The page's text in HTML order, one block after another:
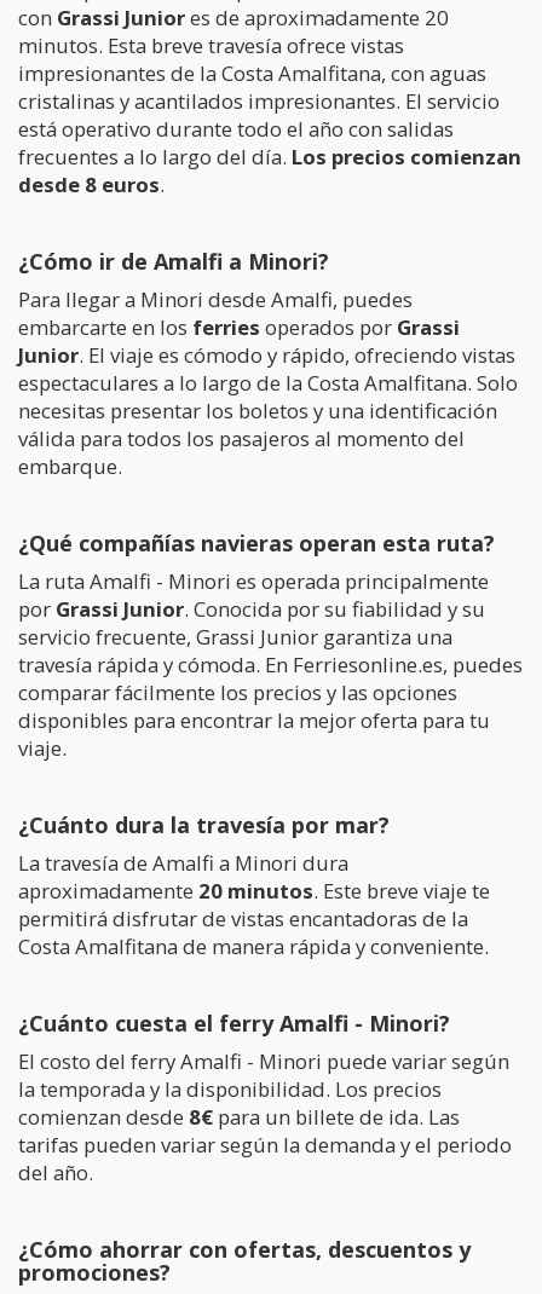
con Grassi Juniores de aproximadamente 20
minutos. Esta breve travesía ofrece vistas
impresionantes de la Costa Amalfitana, con aguas
cristalinas y acantilados impresionantes. El servicio
está operativo durante todo el año con salidas
frecuentes a lo largo del día. Los precios comienzan
desde 8 euros.
¿Cómo ir de Amalfi a Minori?
Para llegar a Minori desde Amalfi, puedes
embarcarte en los ferries operados por Grassi
Junior. El viaje es cómodo y rápido, ofreciendo vistas
espectaculares a lo largo de la Costa Amalfitana. Solo
necesitas presentar los boletos y una identificación
válida para todos los pasajeros al momento del
embarque.
¿Qué compañías navieras operan esta ruta?
La ruta Amalfi - Minori es operada principalmente
por Grassi Junior. Conocida por su fiabilidad y su
servicio frecuente, Grassi Junior garantiza una
travesía rápida y cómoda. En Ferriesonline.es, puedes
comparar fácilmente los precios y las opciones
disponibles para encontrar la mejor oferta para tu
viaje.
¿Cuánto dura la travesía por mar?
La travesía de Amalfi a Minori dura
aproximadamente 20 minutos. Este breve viaje te
permitirá disfrutar de vistas encantadoras de la
Costa Amalfitana de manera rápida y conveniente.
¿Cuánto cuesta el ferry Amalfi - Minori?
El costo del ferry Amalfi - Minori puede variar según
la temporada y la disponibilidad. Los precios
comienzan desde 8€ para un billete de ida. Las
tarifas pueden variar según la demanda y el periodo
del año.
¿Cómo ahorrar con ofertas, descuentos y
promociones?